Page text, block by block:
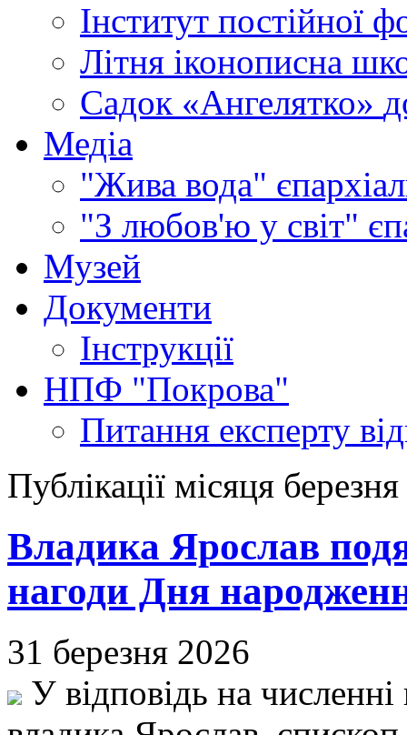
Інститут постійної
Літня іконописна
Садок «Ангелятко»
Медіа
"Жива вода"
"З любов'ю у світ"
Музей
Документи
Інструкції
НПФ "Покрова"
Питання експерту
Публікації місяця
Владика Ярослав
нагоди Дня
31 березня 2026
У відповідь на